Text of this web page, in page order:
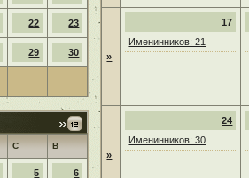
22 23
29 30
С В
5 6
»
17
Именинников: 21
»
24
Именинников: 30